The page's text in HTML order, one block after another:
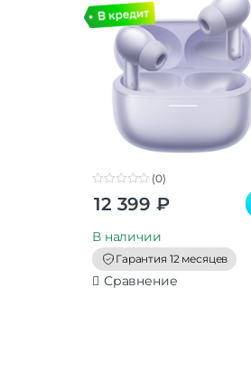
o
(0)
12 399 ₽
В наличии
Гарантия 12 месяцев
Сравнение